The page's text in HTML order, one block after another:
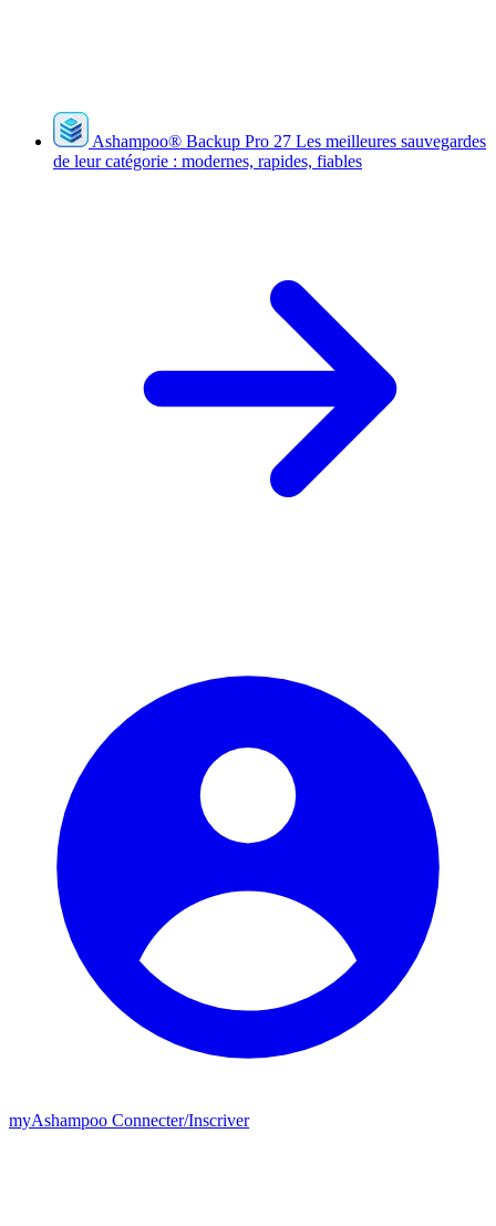
Ashampoo® Backup Pro 27 Les meilleures sauvegardes
de leur catégorie : modernes, rapides, fiables
myAshampoo Connecter/Inscriver